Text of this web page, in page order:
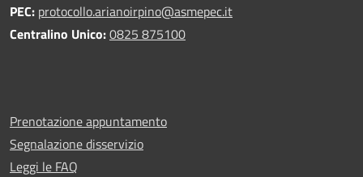
PEC: protocollo.arianoirpino@asmepec.it
Centralino Unico:0825 875100
Prenotazione appuntamento
Segnalazione disservizio
Leggi le FAQ